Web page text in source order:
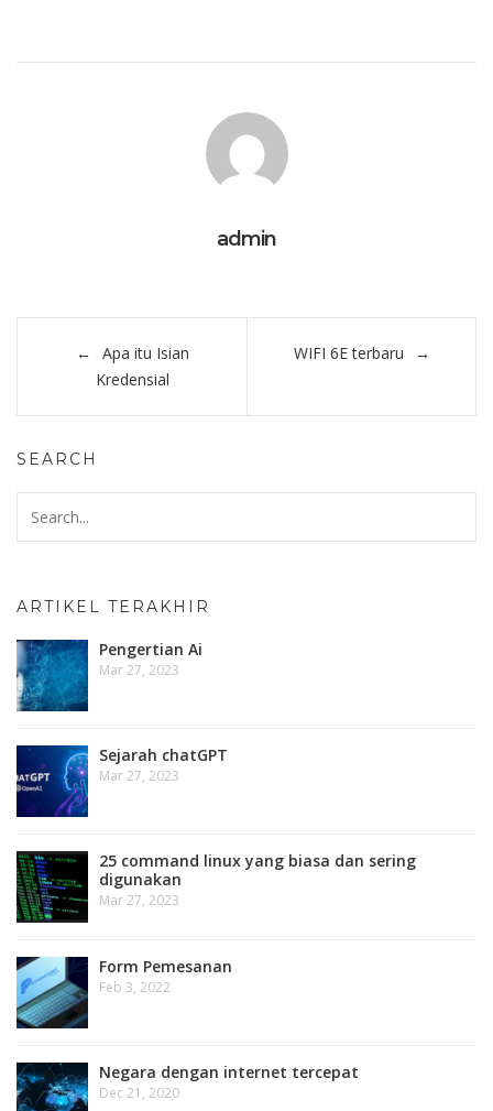
admin
navigation
Apa itu Isian
Kredensial
WIFI 6E terbaru
SEARCH
ARTIKEL TERAKHIR
Pengertian Ai
Mar 27, 2023
Sejarah chatGPT
Mar 27, 2023
25 command linux yang biasa dan sering
digunakan
Mar 27, 2023
Form Pemesanan
Feb 3, 2022
Negara dengan internet tercepat
Dec 21, 2020